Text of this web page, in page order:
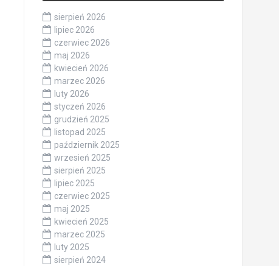
sierpień 2026
lipiec 2026
czerwiec 2026
maj 2026
kwiecień 2026
marzec 2026
luty 2026
styczeń 2026
grudzień 2025
listopad 2025
październik 2025
wrzesień 2025
sierpień 2025
lipiec 2025
czerwiec 2025
maj 2025
kwiecień 2025
marzec 2025
luty 2025
sierpień 2024